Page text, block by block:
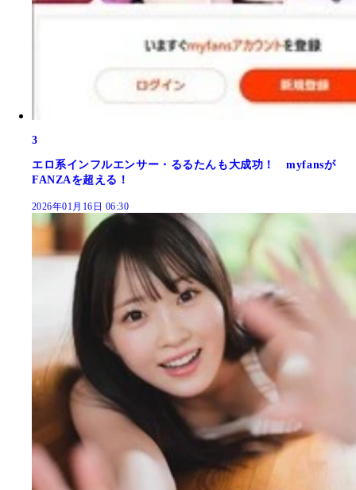
3
エロ系インフルエンサー・るるたんも大成功！ myfansが
FANZAを超える！
2026年01月16日 06:30